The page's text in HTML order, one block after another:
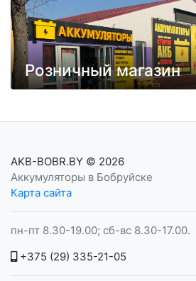
Розничный магазин
AKB-BOBR.BY © 2026
Аккумуляторы в Бобруйске
Карта сайта
пн-пт 8.30-19.00; сб-вс 8.30-17.00.
+375 (29) 335-21-05